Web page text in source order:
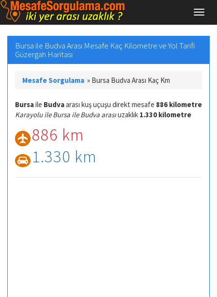
Bursa ile Budva Arası Mesafe Kaç Kilometre ve Yol Tarifi
Güzergah Haritası
Mesafe Sorgulama » Bursa Budva Arası Kaç Km
Bursaile Budvaarası kuş uçuşu direkt mesafe 886 kilometre
Karayolu ile Bursa ile Budva arasıuzaklık 1.330 kilometre
886 km
1.330 km